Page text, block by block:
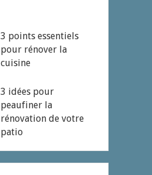
3 points essentiels
pour rénover la
cuisine
3 idées pour
peaufiner la
rénovation de votre
patio